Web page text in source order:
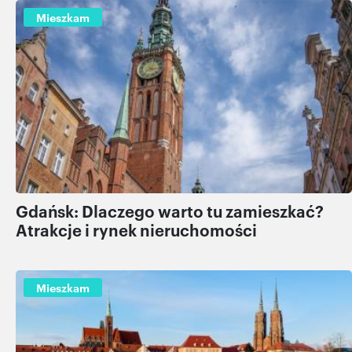
Mieszkam
Gdańsk: Dlaczego warto tu zamieszkać?
Atrakcje i rynek nieruchomości
Mieszkam